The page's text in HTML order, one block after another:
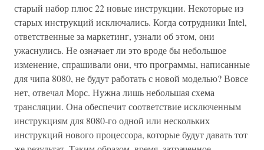
старый набор плюс 22 новые инструкции. Некоторые из
старых инструкций исключались. Когда сотрудники Intel,
ответственные за маркетинг, узнали об этом, они
ужаснулись. Не означает ли это вроде бы небольшое
изменение, спрашивали они, что программы, написанные
для чипа 8080, не будут работать с новой моделью? Вовсе
нет, отвечал Морс. Нужна лишь небольшая схема
трансляции. Она обеспечит соответствие исключенным
инструкциям для 8080-го одной или нескольких
инструкций нового процессора, которые будут давать тот